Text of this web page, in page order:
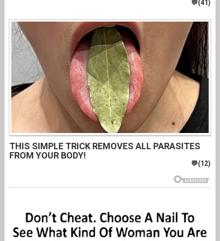
THIS SIMPLE TRICK REMOVES ALL PARASITES
FROM YOUR BODY!